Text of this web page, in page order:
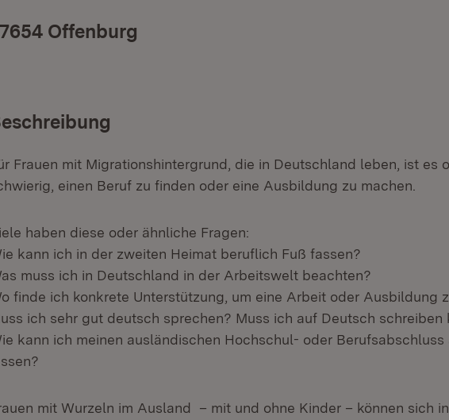
Offenburg
Frauen mit Migrationshintergrund, die in Deutschland leben, ist es
einen Beruf zu finden oder eine Ausbildung zu machen.
haben diese oder ähnliche Fragen:
kann ich in der zweiten Heimat beruflich Fuß fassen?
muss ich in Deutschland in der Arbeitswelt beachten?
finde ich konkrete Unterstützung, um eine Arbeit oder Ausbildung
ich sehr gut deutsch sprechen? Muss ich auf Deutsch schreiben
kann ich meinen ausländischen Hochschul- oder Berufsabschluss
mit Wurzeln im Ausland – mit und ohne Kinder – können sich